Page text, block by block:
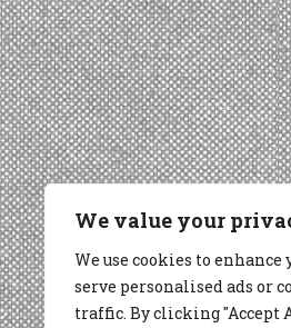
We value your
We use cookies to
serve personalised ads or
traffic. By clicking "Accept